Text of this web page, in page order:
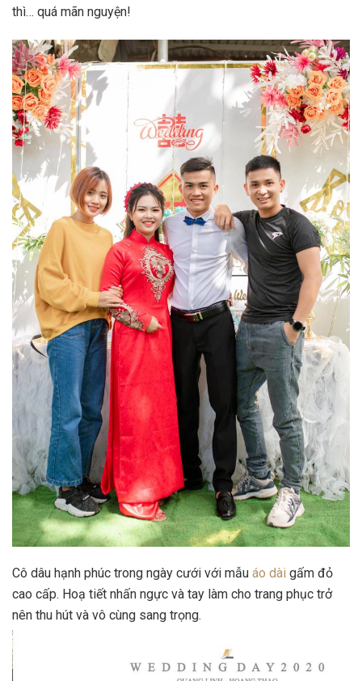
thì… quá mãn nguyện!
Cô dâu hạnh phúc trong ngày cưới với mẫu áo dài gấm đỏ
cao cấp. Hoạ tiết nhấn ngực và tay làm cho trang phục trở
nên thu hút và vô cùng sang trọng.